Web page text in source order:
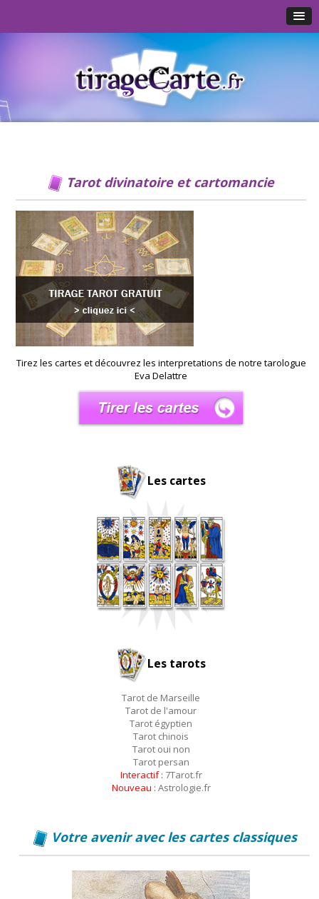
Tarot divinatoire et cartomancie
Tirez les cartes et découvrez les interpretations de notre tarologue
Eva Delattre
Les cartes
Les tarots
Tarot de Marseille
Tarot de l'amour
Tarot égyptien
Tarot chinois
Tarot oui non
Tarot persan
Interactif : 7Tarot.fr
Nouveau : Astrologie.fr
Votre avenir avec les cartes classiques